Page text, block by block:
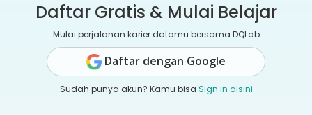
Daftar Gratis & Mulai Belajar
Mulai perjalanan karier datamu bersama DQLab
Daftar dengan Google
Sudah punya akun? Kamu bisa Sign in disini